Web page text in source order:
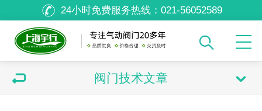
24小时免费服务热线： 021-56052589
阀门技术文章